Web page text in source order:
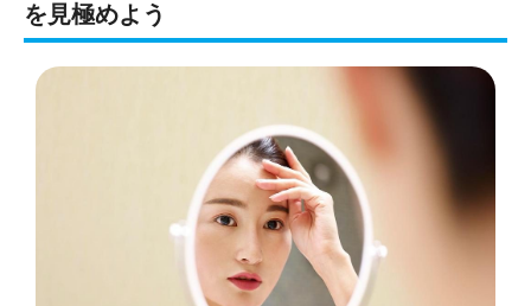
を見極めよう